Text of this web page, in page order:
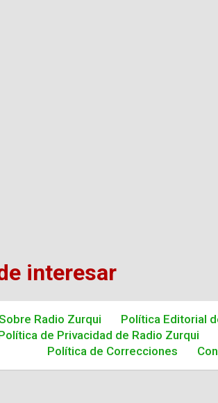
interesar
Radio Zurqui
Política Editorial
de Privacidad de Radio Zurqui
Política de Correcciones